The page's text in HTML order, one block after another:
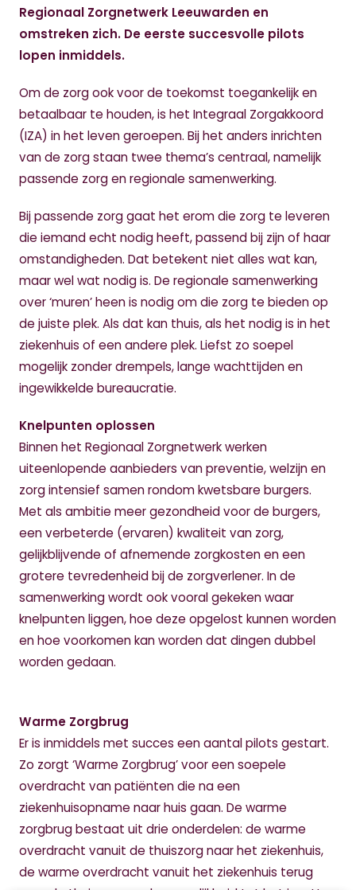
Regionaal Zorgnetwerk Leeuwarden en
omstreken zich. De eerste succesvolle pilots
lopen inmiddels.
Om de zorg ook voor de toekomst toegankelijk en
betaalbaar te houden, is het Integraal Zorgakkoord
(IZA) in het leven geroepen. Bij het anders inrichten
van de zorg staan twee thema’s centraal, namelijk
passende zorg en regionale samenwerking.
Bij passende zorg gaat het erom die zorg te leveren
die iemand echt nodig heeft, passend bij zijn of haar
omstandigheden. Dat betekent niet alles wat kan,
maar wel wat nodig is. De regionale samenwerking
over ‘muren’ heen is nodig om die zorg te bieden op
de juiste plek. Als dat kan thuis, als het nodig is in het
ziekenhuis of een andere plek. Liefst zo soepel
mogelijk zonder drempels, lange wachttijden en
ingewikkelde bureaucratie.
Knelpunten oplossen
Binnen het Regionaal Zorgnetwerk werken
uiteenlopende aanbieders van preventie, welzijn en
zorg intensief samen rondom kwetsbare burgers.
Met als ambitie meer gezondheid voor de burgers,
een verbeterde (ervaren) kwaliteit van zorg,
gelijkblijvende of afnemende zorgkosten en een
grotere tevredenheid bij de zorgverlener. In de
samenwerking wordt ook vooral gekeken waar
knelpunten liggen, hoe deze opgelost kunnen worden
en hoe voorkomen kan worden dat dingen dubbel
worden gedaan.
Warme Zorgbrug
Er is inmiddels met succes een aantal pilots gestart.
Zo zorgt ‘Warme Zorgbrug’ voor een soepele
overdracht van patiënten die na een
ziekenhuisopname naar huis gaan. De warme
zorgbrug bestaat uit drie onderdelen: de warme
overdracht vanuit de thuiszorg naar het ziekenhuis,
de warme overdracht vanuit het ziekenhuis terug